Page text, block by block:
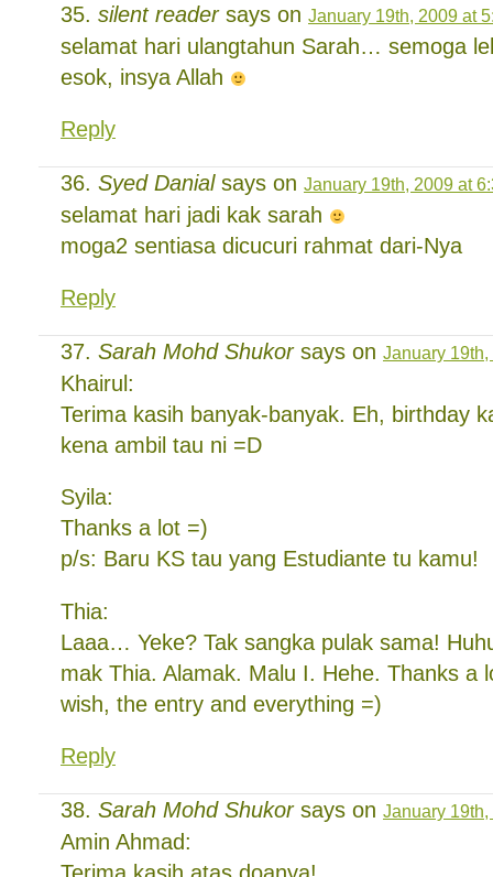
silent readersays on January 19th, 2009 at
selamat hari ulangtahun Sarah… semoga
esok, insya Allah
Reply
Syed Danialsays on January 19th, 2009 at
selamat hari jadi kak sarah
moga2 sentiasa dicucuri rahmat dari-Nya
Reply
Sarah Mohd Shukorsays on January
Khairul:
Terima kasih banyak-banyak. Eh, birthday
kena ambil tau ni =D
Syila:
Thanks a lot =)
p/s: Baru KS tau yang Estudiante tu kamu!
Thia:
Laaa… Yeke? Tak sangka pulak sama!
mak Thia. Alamak. Malu I. Hehe. Thanks a
wish, the entry and everything =)
Reply
Sarah Mohd Shukorsays on January
Amin Ahmad:
Terima kasih atas doanya!